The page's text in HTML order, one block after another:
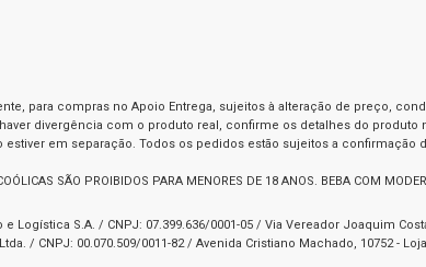
para compras no Apoio Entrega, sujeitos à alteração de preço,
divergência com o produto real, confirme os detalhes do
em separação. Todos os pedidos estão sujeitos a confirmação
SÃO PROIBIDOS PARA MENORES DE 18 ANOS. BEBA COM
Logística S.A. / CNPJ: 07.399.636/0001-05 / Via Vereador Joaquim
/ CNPJ: 00.070.509/0011-82 / Avenida Cristiano Machado, 10752 -